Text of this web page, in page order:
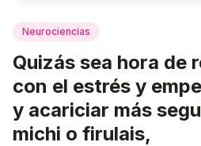
Neurociencias
Quizás sea hora de
con el estrés y
y acariciar más
michi o firulais,